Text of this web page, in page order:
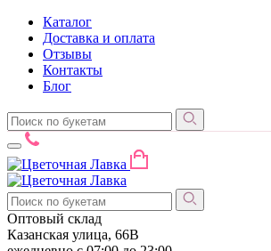
Каталог
Доставка и оплата
Отзывы
Контакты
Блог
Оптовый склад
Казанская улица, 66В